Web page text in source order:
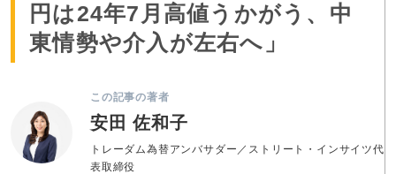
円は24年7月高値うかがう、中
東情勢や介入が左右へ」
この記事の著者
安田 佐和子
トレーダム為替アンバサダー／ストリート・インサイツ代
表取締役